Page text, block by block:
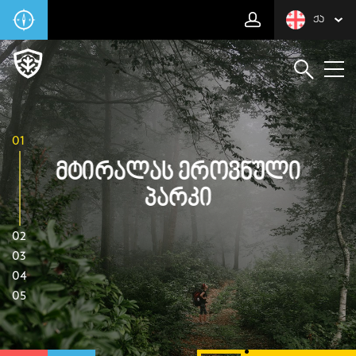
ᲥᲐ
01
02
03
04
05
Მტირალას Ეროვნული
Პარკი